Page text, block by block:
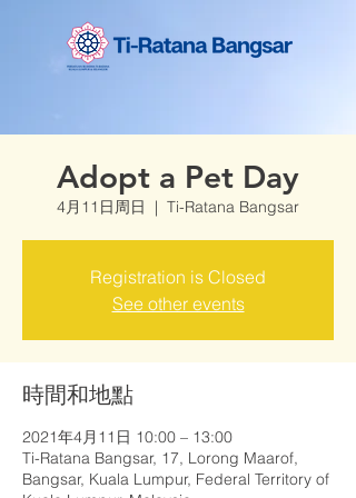
Adopt a Pet Day
4月11日周日
  |
Ti-Ratana Bangsar
Registration is Closed
See other events
時間和地點
2021年4月11日 10:00 – 13:00
Ti-Ratana Bangsar, 17, Lorong Maarof,
Bangsar, Kuala Lumpur, Federal Territory of